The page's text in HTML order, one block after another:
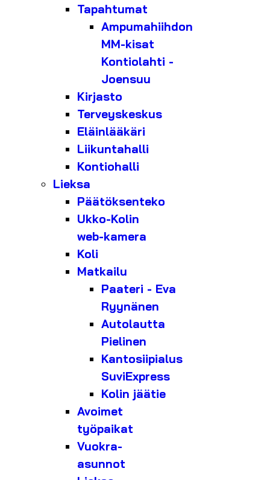
Tapahtumat
Ampumahiihdon
MM-kisat
Kontiolahti -
Joensuu
Kirjasto
Terveyskeskus
Eläinlääkäri
Liikuntahalli
Kontiohalli
Lieksa
Päätöksenteko
Ukko-Kolin
web-kamera
Koli
Matkailu
Paateri - Eva
Ryynänen
Autolautta
Pielinen
Kantosiipialus
SuviExpress
Kolin jäätie
Avoimet
työpaikat
Vuokra-
asunnot